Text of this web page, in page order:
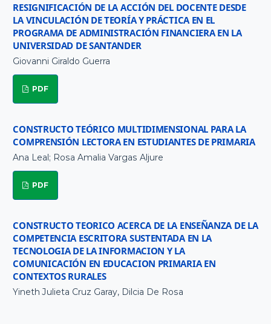
RESIGNIFICACIÓN DE LA ACCIÓN DEL DOCENTE DESDE
LA VINCULACIÓN DE TEORÍA Y PRÁCTICA EN EL
PROGRAMA DE ADMINISTRACIÓN FINANCIERA EN LA
UNIVERSIDAD DE SANTANDER
Giovanni Giraldo Guerra
PDF
CONSTRUCTO TEÓRICO MULTIDIMENSIONAL PARA LA
COMPRENSIÓN LECTORA EN ESTUDIANTES DE PRIMARIA
Ana Leal; Rosa Amalia Vargas Aljure
PDF
CONSTRUCTO TEORICO ACERCA DE LA ENSEÑANZA DE LA
COMPETENCIA ESCRITORA SUSTENTADA EN LA
TECNOLOGIA DE LA INFORMACION Y LA
COMUNICACIÓN EN EDUCACION PRIMARIA EN
CONTEXTOS RURALES
Yineth Julieta Cruz Garay, Dilcia De Rosa